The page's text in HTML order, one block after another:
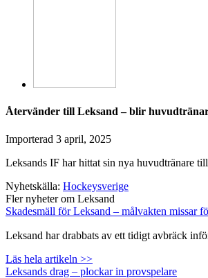
Återvänder till Leksand – blir
Importerad 3 april, 2025
Leksands IF har hittat sin nya huvudtränare
Nyhetskälla: Hockeysverige
Fler nyheter om Leksand
Skadesmäll för Leksand – målvakten missar
Leksand har drabbats av ett tidigt avbräck
Läs hela artikeln >>
Leksands drag – plockar in provspelare